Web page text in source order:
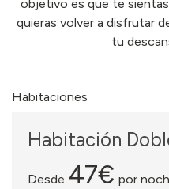
objetivo es que te
quieras volver a disfrutar
tu
Habitaciones
Habitación
Desde 47€ por